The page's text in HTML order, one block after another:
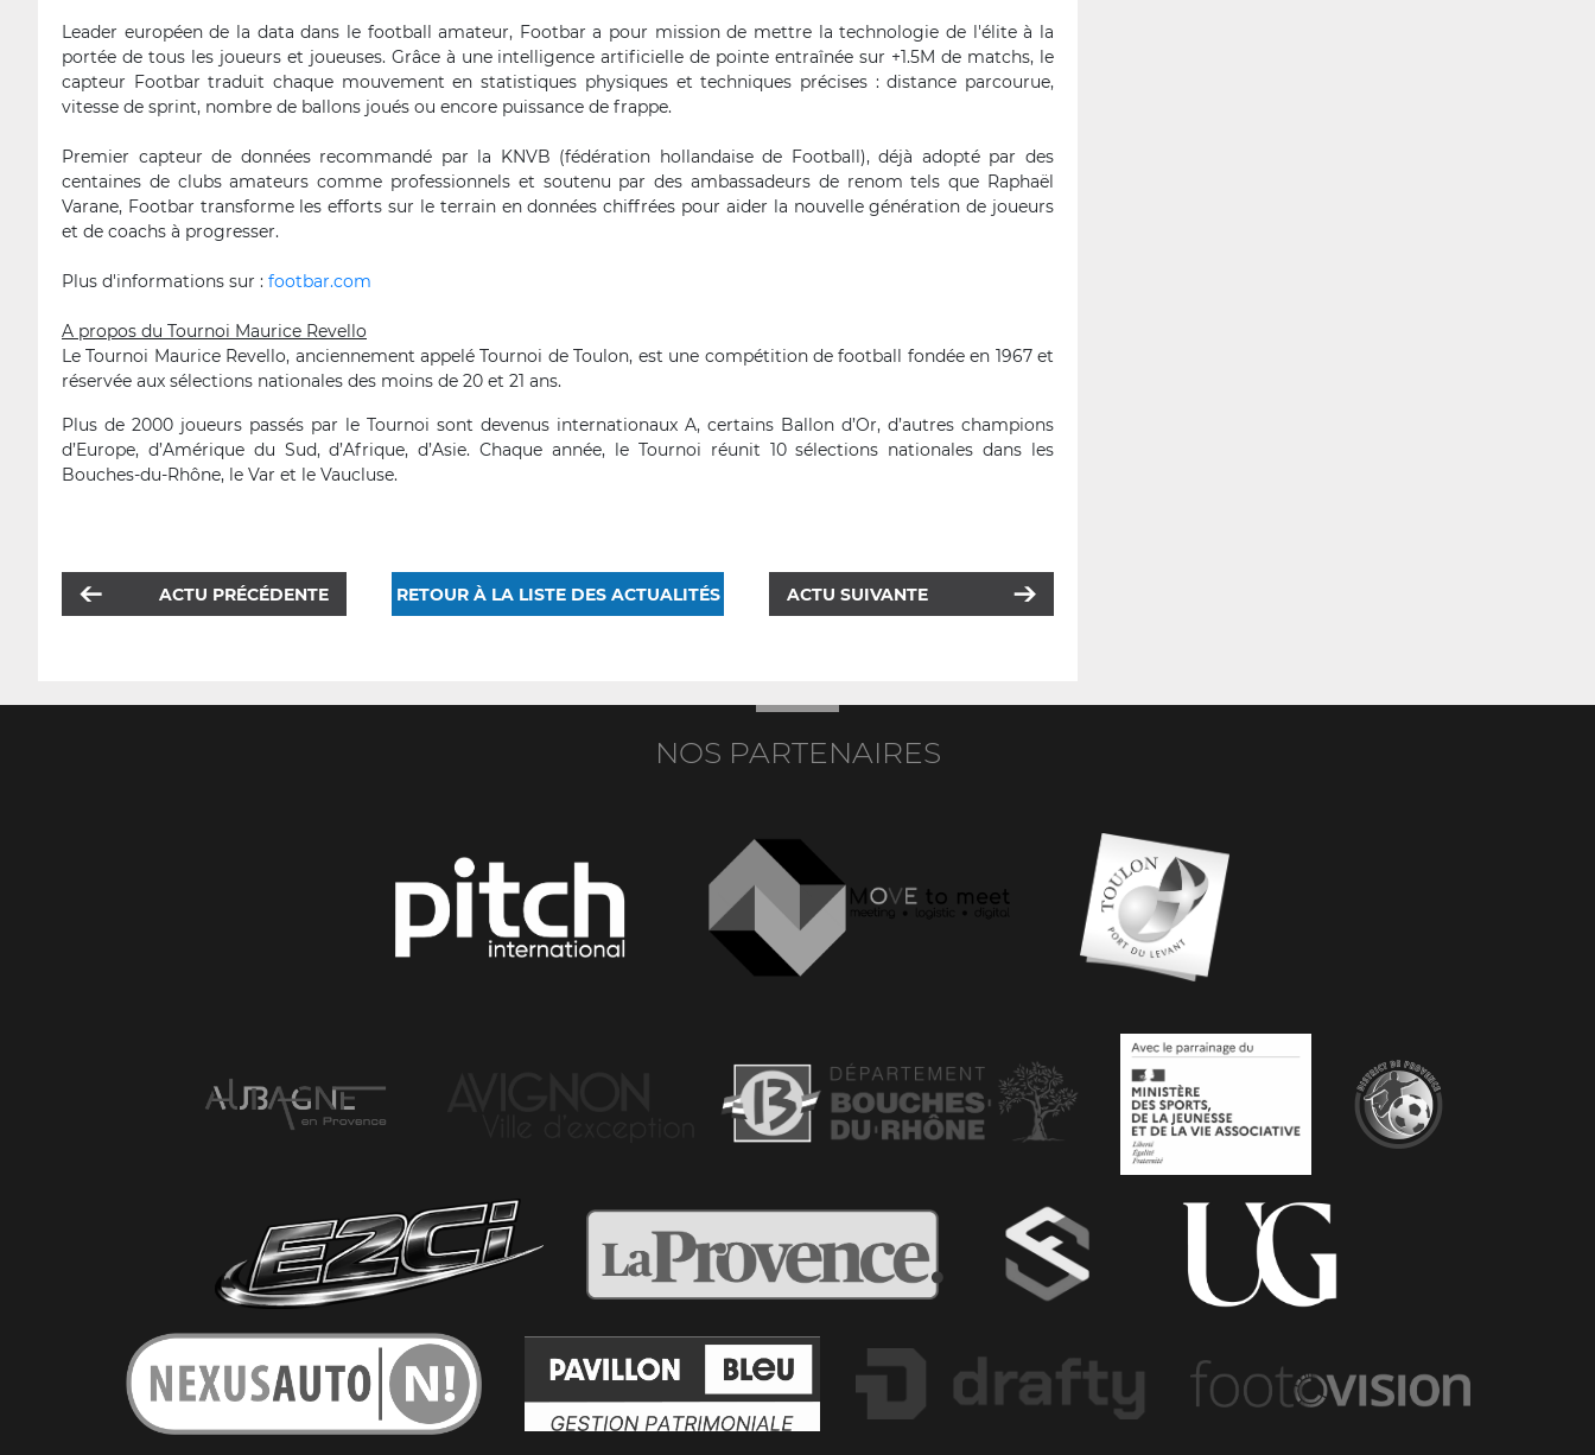
Leader européen de la data dans le football amateur, Footbar a pour mission de mettre la technologie de l'élite à la
portée de tous les joueurs et joueuses. Grâce à une intelligence artificielle de pointe entraînée sur +1.5M de matchs, le
capteur Footbar traduit chaque mouvement en statistiques physiques et techniques précises : distance parcourue,
vitesse de sprint, nombre de ballons joués ou encore puissance de frappe.
Premier capteur de données recommandé par la KNVB (fédération hollandaise de Football), déjà adopté par des
centaines de clubs amateurs comme professionnels et soutenu par des ambassadeurs de renom tels que Raphaël
Varane, Footbar transforme les efforts sur le terrain en données chiffrées pour aider la nouvelle génération de joueurs
et de coachs à progresser.
Plus d'informations sur : footbar.com
A propos du Tournoi Maurice Revello
Le Tournoi Maurice Revello, anciennement appelé Tournoi de Toulon, est une compétition de football fondée en 1967 et
réservée aux sélections nationales des moins de 20 et 21 ans.
Plus de 2000 joueurs passés par le Tournoi sont devenus internationaux A, certains Ballon d’Or, d’autres champions
d’Europe, d’Amérique du Sud, d’Afrique, d’Asie. Chaque année, le Tournoi réunit 10 sélections nationales dans les
Bouches-du-Rhône, le Var et le Vaucluse.
ACTU PRÉCÉDENTE RETOUR À LA LISTE DES ACTUALITÉS ACTU SUIVANTE
NOS PARTENAIRES